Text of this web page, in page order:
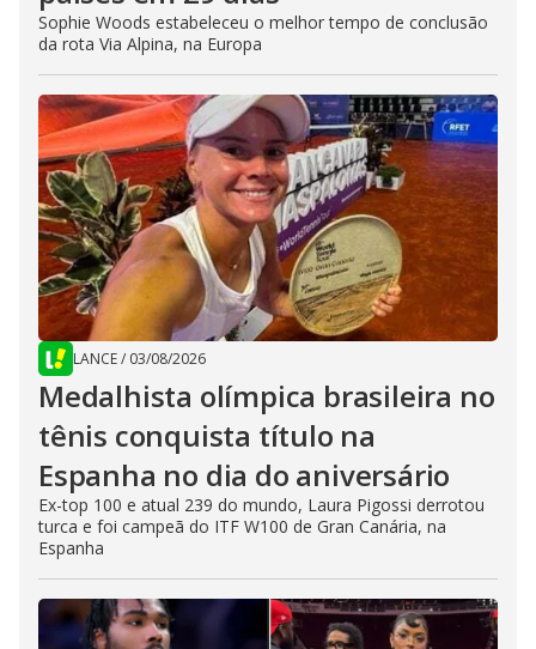
Sophie Woods estabeleceu o melhor tempo de conclusão
da rota Via Alpina, na Europa
LANCE/ 03/08/2026
Medalhista olímpica brasileira no
tênis conquista título na
Espanha no dia do aniversário
Ex-top 100 e atual 239 do mundo, Laura Pigossi derrotou
turca e foi campeã do ITF W100 de Gran Canária, na
Espanha